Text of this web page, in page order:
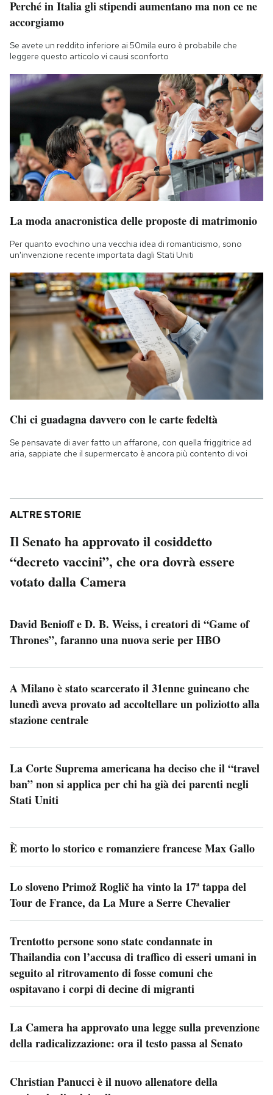
Notifiche mobile
Regala il Post
Hai bisogno di aiuto?
Esci
Perché in Italia gli stipendi aumentano ma non ce ne
accorgiamo
Se avete un reddito inferiore ai 50mila euro è probabile che
leggere questo articolo vi causi sconforto
La moda anacronistica delle proposte di matrimonio
Per quanto evochino una vecchia idea di romanticismo, sono
un'invenzione recente importata dagli Stati Uniti
Chi ci guadagna davvero con le carte fedeltà
Se pensavate di aver fatto un affarone, con quella friggitrice ad
aria, sappiate che il supermercato è ancora più contento di voi
ALTRE STORIE
Il Senato ha approvato il cosiddetto
“decreto vaccini”, che ora dovrà essere
votato dalla Camera
David Benioff e D. B. Weiss, i creatori di “Game of
Thrones”, faranno una nuova serie per HBO
A Milano è stato scarcerato il 31enne guineano che
lunedì aveva provato ad accoltellare un poliziotto alla
stazione centrale
La Corte Suprema americana ha deciso che il “travel
ban” non si applica per chi ha già dei parenti negli
Stati Uniti
È morto lo storico e romanziere francese Max Gallo
Lo sloveno Primož Roglič ha vinto la 17ª tappa del
Tour de France, da La Mure a Serre Chevalier
Trentotto persone sono state condannate in
Thailandia con l’accusa di traffico di esseri umani in
seguito al ritrovamento di fosse comuni che
ospitavano i corpi di decine di migranti
La Camera ha approvato una legge sulla prevenzione
della radicalizzazione: ora il testo passa al Senato
Christian Panucci è il nuovo allenatore della